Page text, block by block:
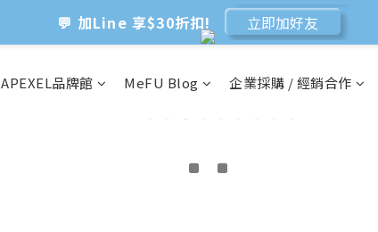
APEXEL品牌館 MeFU Blog 企業採購 / 經銷合作
💬 加Line 享$30折扣!
立即加好友
✅ APEXEL商品享15天鑑賞期!
立即逛逛